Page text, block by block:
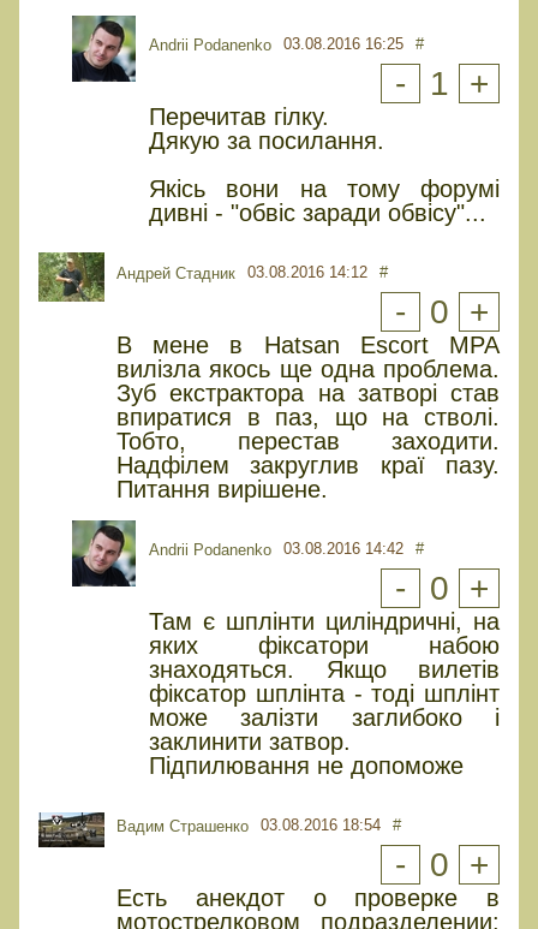
Andrii Podanenko 03.08.2016 16:25 #
- 1 +
Перечитав гілку.
Дякую за посилання.
Якісь вони на тому форумі
дивні - "обвіс заради обвісу"...
Андрей Стадник 03.08.2016 14:12 #
- 0 +
В мене в Hatsan Escort MPA
вилізла якось ще одна проблема.
Зуб екстрактора на затворі став
впиратися в паз, що на стволі.
Тобто, перестав заходити.
Надфілем закруглив краї пазу.
Питання вирішене.
Andrii Podanenko 03.08.2016 14:42 #
- 0 +
Там є шплінти циліндричні, на
яких фіксатори набою
знаходяться. Якщо вилетів
фіксатор шплінта - тоді шплінт
може залізти заглибоко і
заклинити затвор.
Підпилювання не допоможе
Вадим Страшенко 03.08.2016 18:54 #
- 0 +
Есть анекдот о проверке в
мотострелковом подразделении: